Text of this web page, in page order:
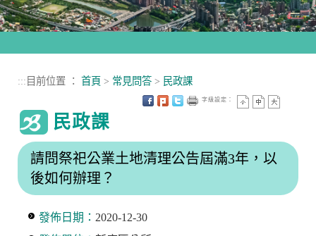
::: 目前位置 ： 首頁 > 常見問答 > 民政課
民政課
字級設定：
請問祭祀公業土地清理公告屆滿3年，以
後如何辦理？
發佈日期： 2020-12-30